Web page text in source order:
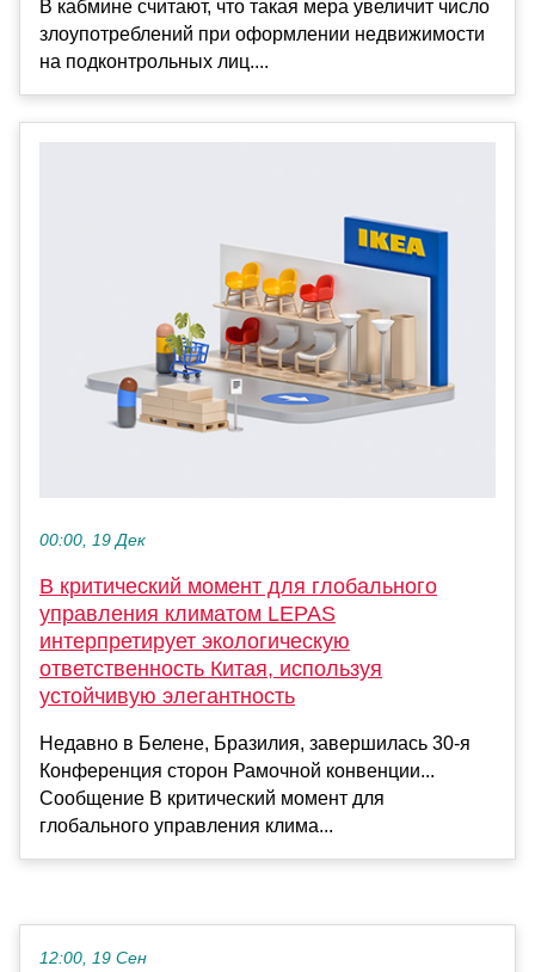
В кабмине считают, что такая мера увеличит число
злоупотреблений при оформлении недвижимости
на подконтрольных лиц....
00:00, 19 Дек
В критический момент для глобального
управления климатом LEPAS
интерпретирует экологическую
ответственность Китая, используя
устойчивую элегантность
Недавно в Белене, Бразилия, завершилась 30-я
Конференция сторон Рамочной конвенции...
Сообщение В критический момент для
глобального управления клима...
12:00, 19 Сен